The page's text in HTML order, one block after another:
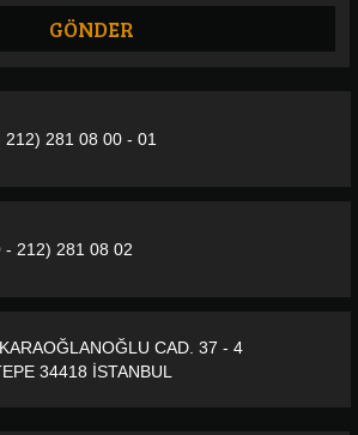
212) 281 08 00 - 01
- 212) 281 08 02
CAD. 37 - 4
34418 İSTANBUL